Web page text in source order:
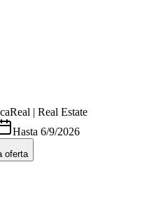
| Real Estate
Hasta 6/9/2026
oferta